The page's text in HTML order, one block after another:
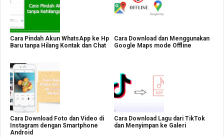
Cara Pindah Akun WhatsApp ke Hp
Baru tanpa Hilang Kontak dan Chat
Cara Download dan Menggunakan
Google Maps mode Offline
Cara Download Foto dan Video di
Instagram dengan Smartphone
Android
Cara Download Lagu dari TikTok
dan Menyimpan ke Galeri